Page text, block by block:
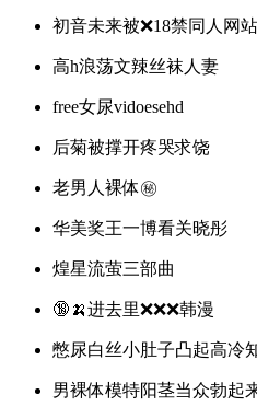
初音未来被❌18禁同人网站
高h浪荡文辣丝袜人妻
free女尿vidoesehd
后菊被撑开疼哭求饶
老男人裸体㊙️
华美奖王一博看关晓彤
煌星流萤三部曲
🔞🍌进去里❌❌❌韩漫
憋尿白丝小肚子凸起高冷
男裸体模特阳茎当众勃起